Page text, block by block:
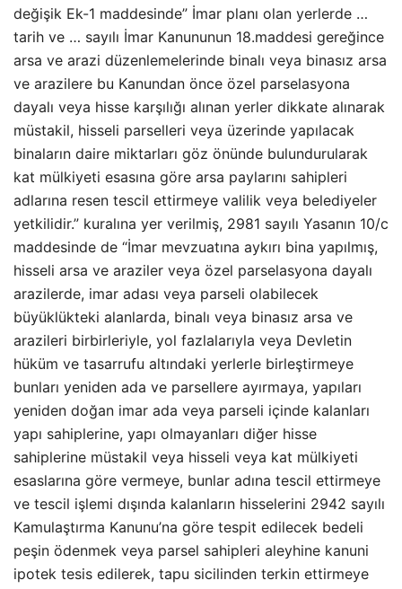
değişik Ek-1 maddesinde” İmar planı olan yerlerde …
tarih ve … sayılı İmar Kanununun 18.maddesi gereğince
arsa ve arazi düzenlemelerinde binalı veya binasız arsa
ve arazilere bu Kanundan önce özel parselasyona
dayalı veya hisse karşılığı alınan yerler dikkate alınarak
müstakil, hisseli parselleri veya üzerinde yapılacak
binaların daire miktarları göz önünde bulundurularak
kat mülkiyeti esasına göre arsa paylarını sahipleri
adlarına resen tescil ettirmeye valilik veya belediyeler
yetkilidir.” kuralına yer verilmiş, 2981 sayılı Yasanın 10/c
maddesinde de “İmar mevzuatına aykırı bina yapılmış,
hisseli arsa ve araziler veya özel parselasyona dayalı
arazilerde, imar adası veya parseli olabilecek
büyüklükteki alanlarda, binalı veya binasız arsa ve
arazileri birbirleriyle, yol fazlalarıyla veya Devletin
hüküm ve tasarrufu altındaki yerlerle birleştirmeye
bunları yeniden ada ve parsellere ayırmaya, yapıları
yeniden doğan imar ada veya parseli içinde kalanları
yapı sahiplerine, yapı olmayanları diğer hisse
sahiplerine müstakil veya hisseli veya kat mülkiyeti
esaslarına göre vermeye, bunlar adına tescil ettirmeye
ve tescil işlemi dışında kalanların hisselerini 2942 sayılı
Kamulaştırma Kanunu’na göre tespit edilecek bedeli
peşin ödenmek veya parsel sahipleri aleyhine kanuni
ipotek tesis edilerek, tapu sicilinden terkin ettirmeye